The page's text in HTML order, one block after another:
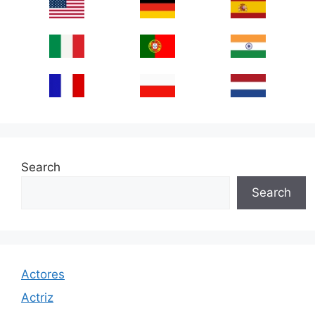
Search
Search
Actores
Actriz